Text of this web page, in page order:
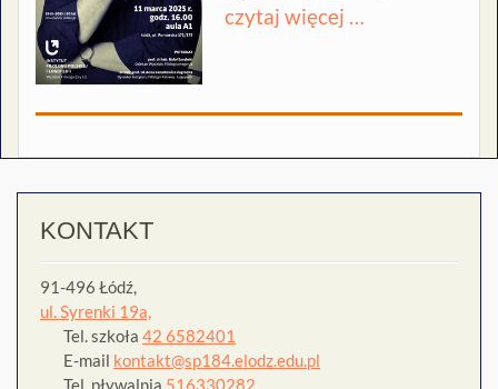
czytaj więcej …
KONTAKT
91-496 Łódź,
ul. Syrenki 19a,
Tel. szkoła 42 6582401
E-mail kontakt@sp184.elodz.edu.pl
Tel. pływalnia 516330282